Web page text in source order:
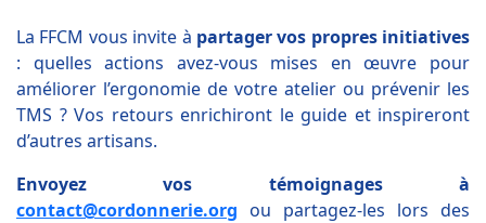
La FFCM vous invite à partager vos propres initiatives
: quelles actions avez-vous mises en œuvre pour
améliorer l’ergonomie de votre atelier ou prévenir les
TMS ? Vos retours enrichiront le guide et inspireront
d’autres artisans.
Envoyez vos témoignages à
contact@cordonnerie.org ou partagez-les lors des